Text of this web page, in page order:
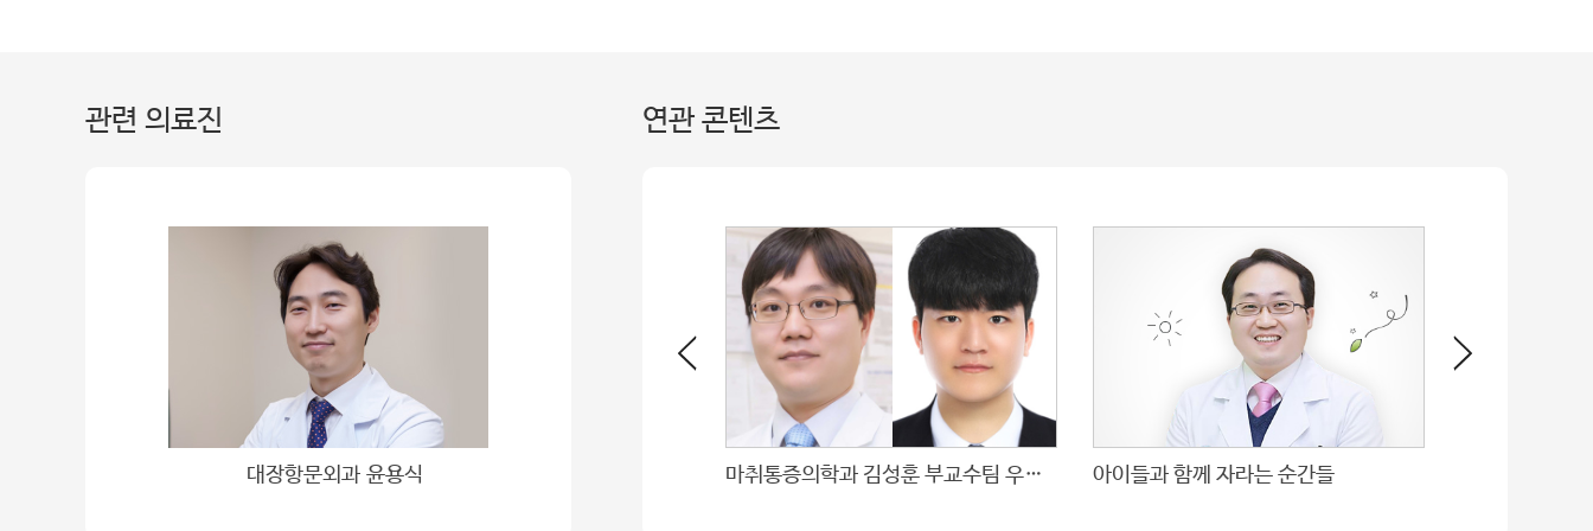
관련 의료진
대장항문외과 윤용식
연관 콘텐츠
아산재단, 장학증서 수여식 개최 마취통증의학과 김성훈 부교수팀 우수연제상 아이들과 함께 자라는 순간들